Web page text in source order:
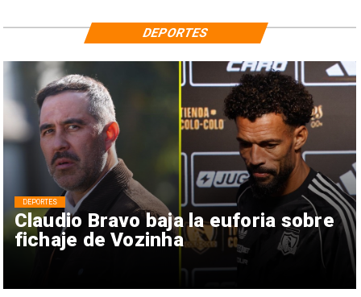
Claudio Bravo baja la euforia sobre
fichaje de Vozinha
DEPORTES
DEPORTES